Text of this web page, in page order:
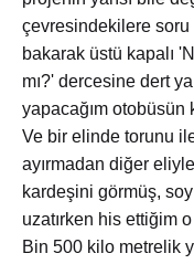
çevresindekilere
bakarak üstü kapalı
mı?' dercesine dert
yapacağım otobüsün
Ve bir elinde torunu
ayırmadan diğer
kardeşini görmüş,
uzatırken his ettiğim
Bin 500 kilo metrelik